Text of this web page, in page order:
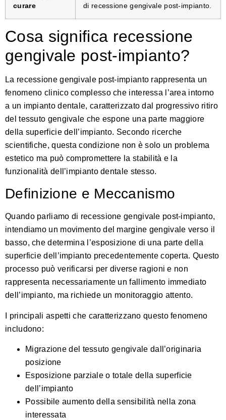
curare
di recessione gengivale post-impianto.
Cosa significa recessione
gengivale post-impianto?
La recessione gengivale post-impianto rappresenta un
fenomeno clinico complesso che interessa l’area intorno
a un impianto dentale, caratterizzato dal progressivo ritiro
del tessuto gengivale che espone una parte maggiore
della superficie dell’impianto. Secondo ricerche
scientifiche, questa condizione non è solo un problema
estetico ma può compromettere la stabilità e la
funzionalità dell’impianto dentale stesso.
Definizione e Meccanismo
Quando parliamo di recessione gengivale post-impianto,
intendiamo un movimento del margine gengivale verso il
basso, che determina l’esposizione di una parte della
superficie dell’impianto precedentemente coperta. Questo
processo può verificarsi per diverse ragioni e non
rappresenta necessariamente un fallimento immediato
dell’impianto, ma richiede un monitoraggio attento.
I principali aspetti che caratterizzano questo fenomeno
includono:
Migrazione del tessuto gengivale dall’originaria
posizione
Esposizione parziale o totale della superficie
dell’impianto
Possibile aumento della sensibilità nella zona
interessata